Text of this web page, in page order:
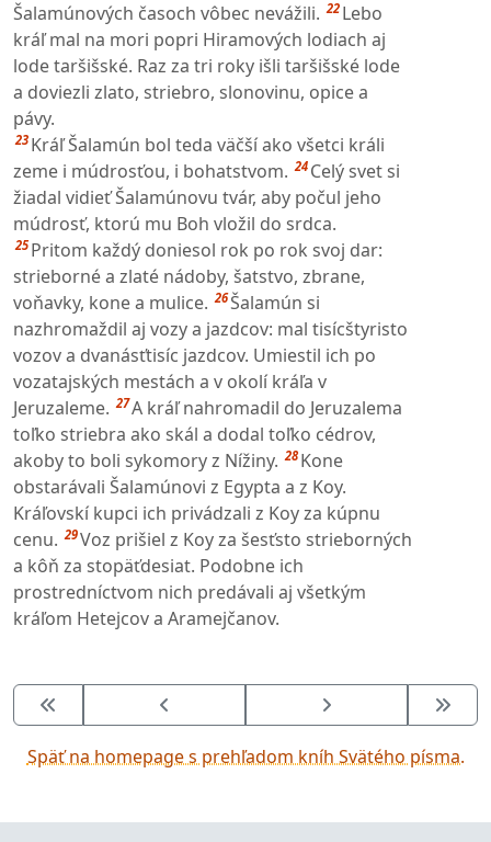
Šalamúnových časoch vôbec nevážili. 22 Lebo
kráľ mal na mori popri Hiramových lodiach aj
lode taršišské. Raz za tri roky išli taršišské lode
a doviezli zlato, striebro, slonovinu, opice a
pávy.
23 Kráľ Šalamún bol teda väčší ako všetci králi
zeme i múdrosťou, i bohatstvom. 24 Celý svet si
žiadal vidieť Šalamúnovu tvár, aby počul jeho
múdrosť, ktorú mu Boh vložil do srdca.
25 Pritom každý doniesol rok po rok svoj dar:
strieborné a zlaté nádoby, šatstvo, zbrane,
voňavky, kone a mulice. 26Šalamún si
nazhromaždil aj vozy a jazdcov: mal tisícštyristo
vozov a dvanásťtisíc jazdcov. Umiestil ich po
vozatajských mestách a v okolí kráľa v
Jeruzaleme. 27A kráľ nahromadil do Jeruzalema
toľko striebra ako skál a dodal toľko cédrov,
akoby to boli sykomory z Nížiny. 28 Kone
obstarávali Šalamúnovi z Egypta a z Koy.
Kráľovskí kupci ich privádzali z Koy za kúpnu
cenu. 29Voz prišiel z Koy za šesťsto strieborných
a kôň za stopäťdesiat. Podobne ich
prostredníctvom nich predávali aj všetkým
kráľom Hetejcov a Aramejčanov.
Späť na homepage s prehľadom kníh Svätého písma.